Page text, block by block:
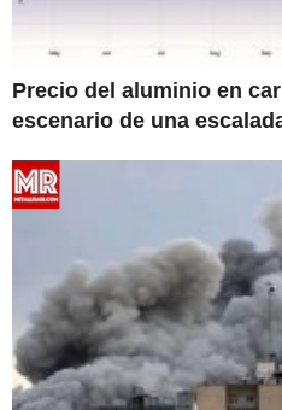
Precio del aluminio en
escenario de una